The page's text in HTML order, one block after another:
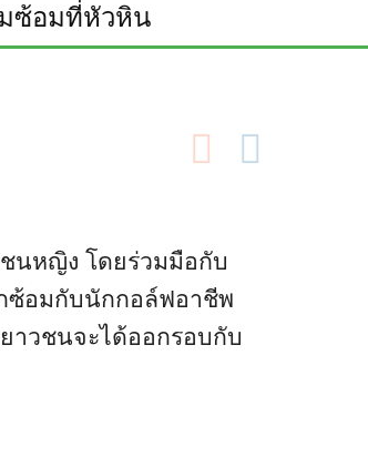
ซ้อมที่หัวหิน
นหญิง โดยร่วมมือกับ
ซ้อมกับนักกอล์ฟอาชีพ
าวชนจะได้ออกรอบกับ